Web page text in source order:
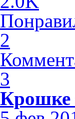
2
3
Крошке